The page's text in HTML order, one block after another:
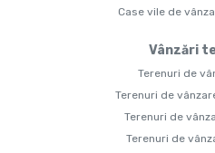
Case vile de
Vânzări
Terenuri de
Terenuri de
Terenuri de
Terenuri de